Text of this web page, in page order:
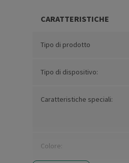
CARATTERISTICHE
Tipo di prodotto
Tipo di dispositivo:
Caratteristiche speciali:
Colore: